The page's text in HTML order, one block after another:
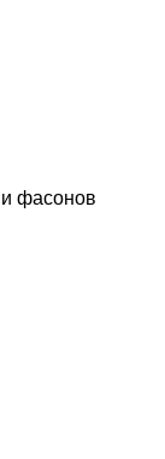
фасонов